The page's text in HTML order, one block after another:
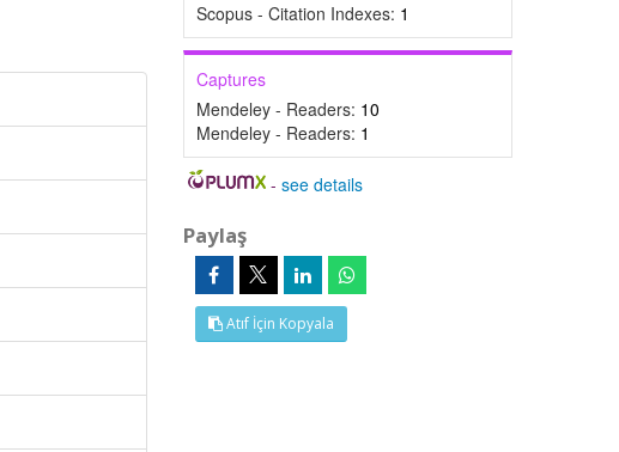
Scopus - Citation Indexes: 1
Captures
Mendeley - Readers: 10
Mendeley - Readers: 1
-see details
Paylaş
Atıf İçin Kopyala